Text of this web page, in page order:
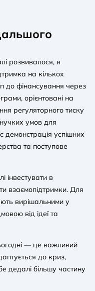
розвивалося, я
на кількох
до фінансування через
орієнтовані на
регуляторного тиску
умов для
успішних
та поступове
інвестувати в
взаємопідтримки. Для
вирішальними у
від ідеї та
— це важливий
до криз,
дедалі більшу частину